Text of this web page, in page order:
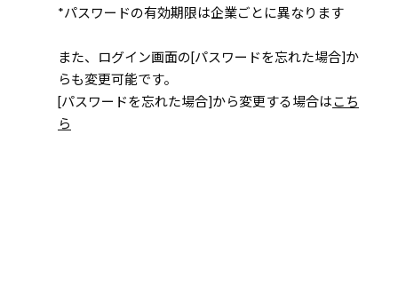
*パスワードの有効期限は企業ごとに異なります
また、ログイン画面の[パスワードを忘れた場合]か
らも変更可能です。
[パスワードを忘れた場合]から変更する場合はこち
ら